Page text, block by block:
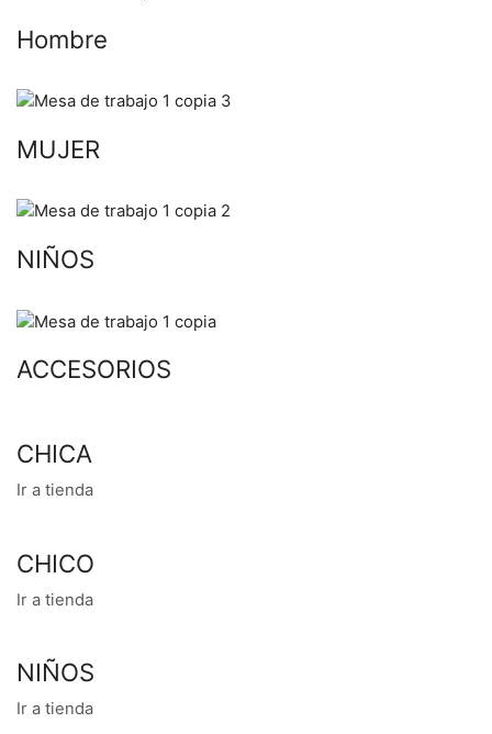
Hombre
MUJER
NIÑOS
ACCESORIOS
CHICA
Ir a tienda
CHICO
Ir a tienda
NIÑOS
Ir a tienda